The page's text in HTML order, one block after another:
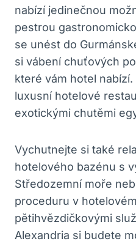
nabízí jedinečnou
pestrou
se unést do
si vábení chuťových
které vám hotel
luxusní hotelové
exotickými chutěmi
Vychutnejte si také
hotelového bazénu s
Středozemní moře
proceduru v
pětihvězdičkovými
Alexandria si budete